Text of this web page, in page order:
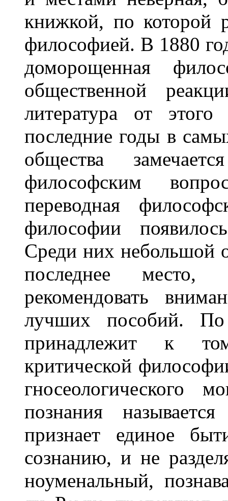
книжкой, по которой
философией. В 1880
доморощенная
общественной
литература от
последние годы в
общества
философским
переводная
философии
Среди них небольшой
последнее место,
рекомендовать
лучших пособий. По
принадлежит к
критической
гносеологического
познания
признает единое
сознанию, и не
ноуменальный,